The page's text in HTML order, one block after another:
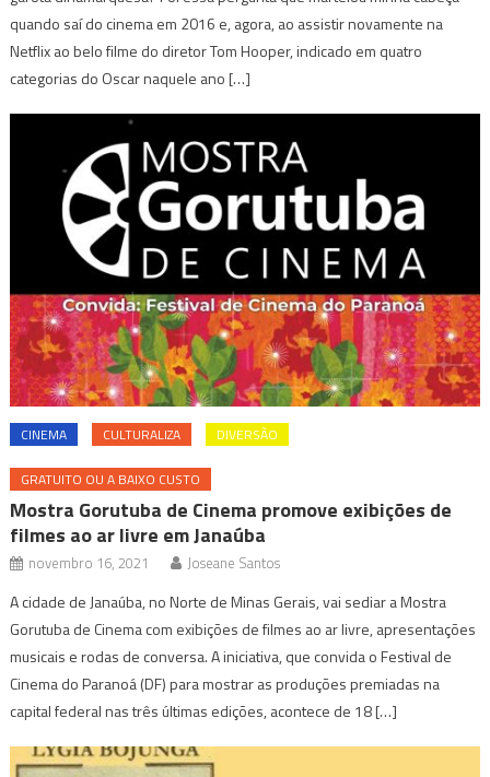
quando saí do cinema em 2016 e, agora, ao assistir novamente na
Netflix ao belo filme do diretor Tom Hooper, indicado em quatro
categorias do Oscar naquele ano […]
CINEMA CULTURALIZA DIVERSÃO
GRATUITO OU A BAIXO CUSTO
Mostra Gorutuba de Cinema promove exibições de
filmes ao ar livre em Janaúba
novembro 16, 2021 Joseane Santos
A cidade de Janaúba, no Norte de Minas Gerais, vai sediar a Mostra
Gorutuba de Cinema com exibições de filmes ao ar livre, apresentações
musicais e rodas de conversa. A iniciativa, que convida o Festival de
Cinema do Paranoá (DF) para mostrar as produções premiadas na
capital federal nas três últimas edições, acontece de 18 […]